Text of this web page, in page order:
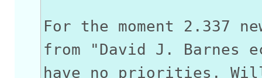
For the moment 2.337
from "David J. Barnes
have no priorities.